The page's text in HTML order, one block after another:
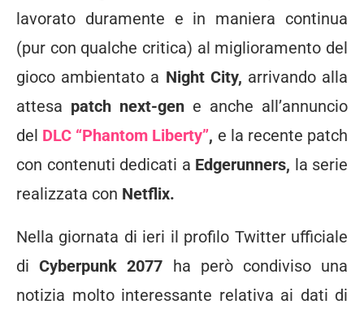
lavorato duramente e in maniera continua
(pur con qualche critica) al miglioramento del
gioco ambientato a Night City, arrivando alla
attesa patch next-gen e anche all’annuncio
del DLC “Phantom Liberty”, e la recente patch
con contenuti dedicati a Edgerunners, la serie
realizzata con Netflix.
Nella giornata di ieri il profilo Twitter ufficiale
diCyberpunk 2077 ha però condiviso una
notizia molto interessante relativa ai dati di